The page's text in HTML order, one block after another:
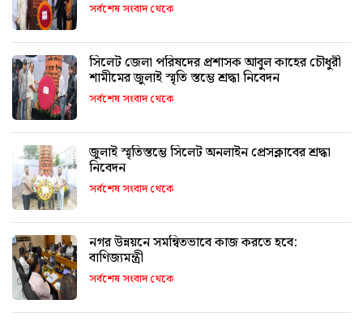
সর্বশেষ সংবাদ থেকে
সিলেট জেলা পরিষদের প্রশাসক আবুল কাহের চৌধুরী
শামীমের জুলাই স্মৃতি স্তম্ভে শ্রদ্ধা নিবেদন
সর্বশেষ সংবাদ থেকে
জুলাই স্মৃতিস্তম্ভে সিলেট অনলাইন প্রেসক্লাবের শ্রদ্ধা
নিবেদন
সর্বশেষ সংবাদ থেকে
নগর উন্নয়নে সমন্বিতভাবে কাজ করতে হবে:
বাণিজ্যমন্ত্রী
সর্বশেষ সংবাদ থেকে